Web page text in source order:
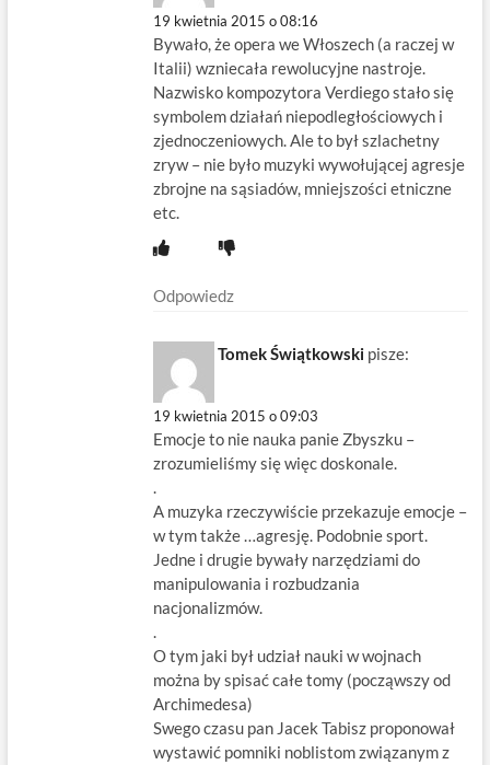
19 kwietnia 2015 o 08:16
Bywało, że opera we Włoszech (a raczej w
Italii) wzniecała rewolucyjne nastroje.
Nazwisko kompozytora Verdiego stało się
symbolem działań niepodległościowych i
zjednoczeniowych. Ale to był szlachetny
zryw – nie było muzyki wywołującej agresje
zbrojne na sąsiadów, mniejszości etniczne
etc.
Odpowiedz
Tomek Świątkowski pisze:
19 kwietnia 2015 o 09:03
Emocje to nie nauka panie Zbyszku –
zrozumieliśmy się więc doskonale.
.
A muzyka rzeczywiście przekazuje emocje –
w tym także …agresję. Podobnie sport.
Jedne i drugie bywały narzędziami do
manipulowania i rozbudzania
nacjonalizmów.
.
O tym jaki był udział nauki w wojnach
można by spisać całe tomy (począwszy od
Archimedesa)
Swego czasu pan Jacek Tabisz proponował
wystawić pomniki noblistom związanym z